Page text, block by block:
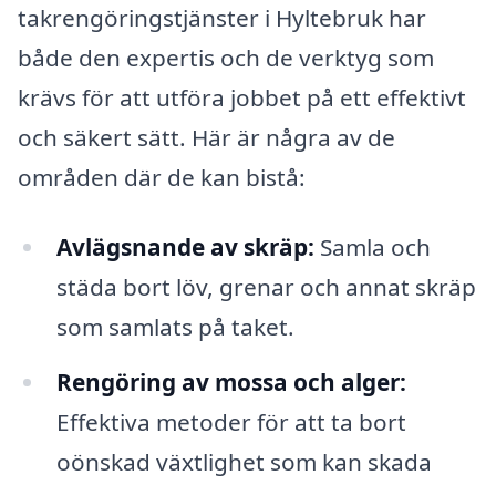
takrengöringstjänster i Hyltebruk har
både den expertis och de verktyg som
krävs för att utföra jobbet på ett effektivt
och säkert sätt. Här är några av de
områden där de kan bistå:
Avlägsnande av skräp: Samla och
städa bort löv, grenar och annat skräp
som samlats på taket.
Rengöring av mossa och alger:
Effektiva metoder för att ta bort
oönskad växtlighet som kan skada